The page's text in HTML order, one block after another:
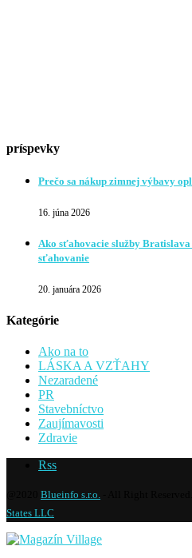
príspevky
Prečo sa nákup zimnej výbavy
16. júna 2026
Ako sťahovacie služby Bratislava
sťahovanie
20. januára 2026
Kategórie
Ako na to
LÁSKA A VZŤAHY
Nezaradené
PR
Stavebníctvo
Zaujímavosti
Zdravie
Rss
Blueinfo s.r.o.
States LLC